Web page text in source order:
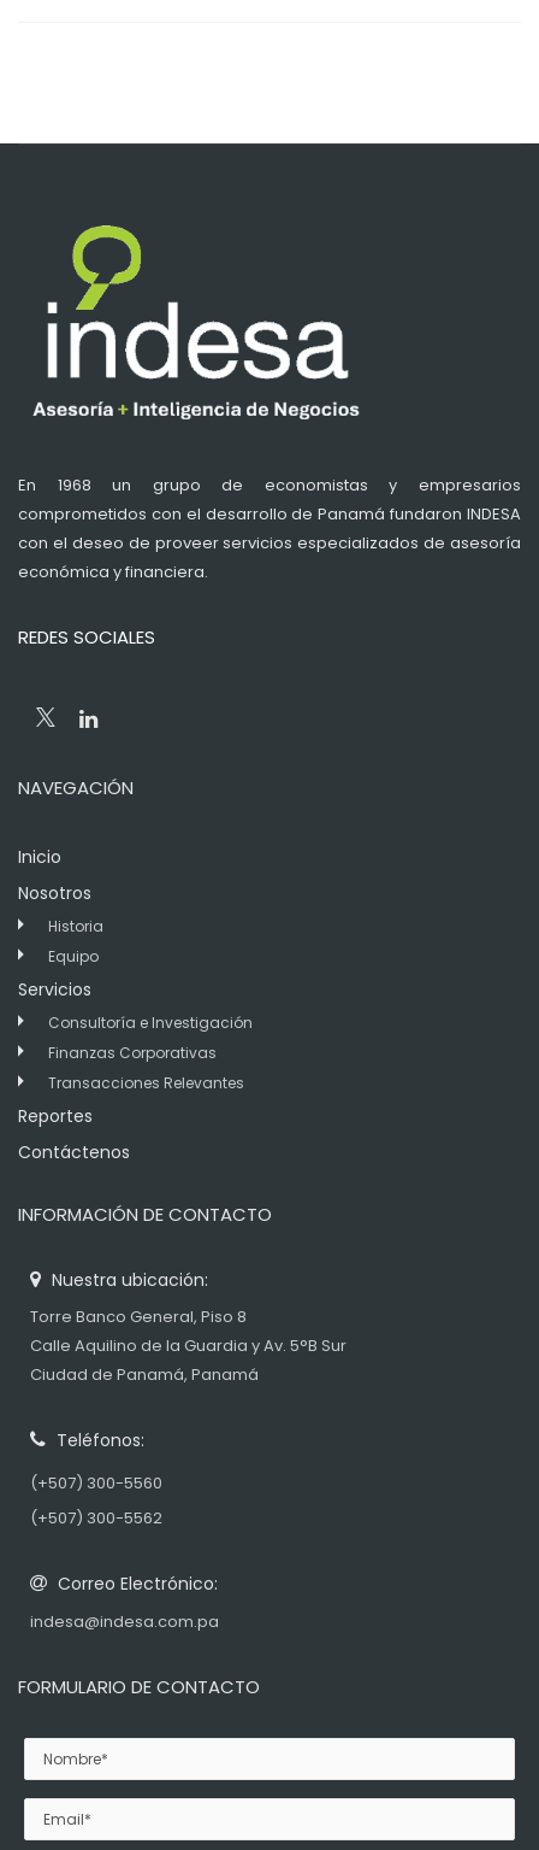
En 1968 un grupo de economistas y empresarios
comprometidos con el desarrollo de Panamá fundaron INDESA
con el deseo de proveer servicios especializados de asesoría
económica y financiera.
REDES SOCIALES
NAVEGACIÓN
Inicio
Nosotros
Historia
Equipo
Servicios
Consultoría e Investigación
Finanzas Corporativas
Transacciones Relevantes
Reportes
Contáctenos
INFORMACIÓN DE CONTACTO
Nuestra ubicación:
Torre Banco General, Piso 8
Calle Aquilino de la Guardia y Av. 5°B Sur
Ciudad de Panamá, Panamá
Teléfonos:
(+507) 300-5560
(+507) 300-5562
Correo Electrónico:
indesa@indesa.com.pa
FORMULARIO DE CONTACTO